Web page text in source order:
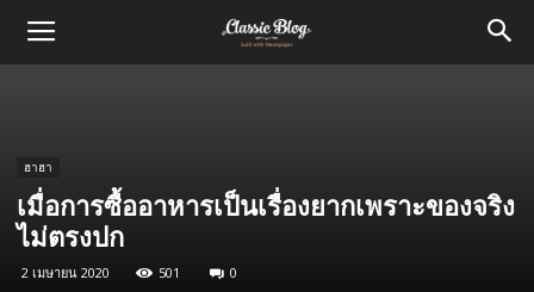
ฮาฮา
เมื่อการซื้ออาหารเป็นเรื่องยากเพราะของจริง
ไม่ตรงปก
2 เมษายน 2020 501 0